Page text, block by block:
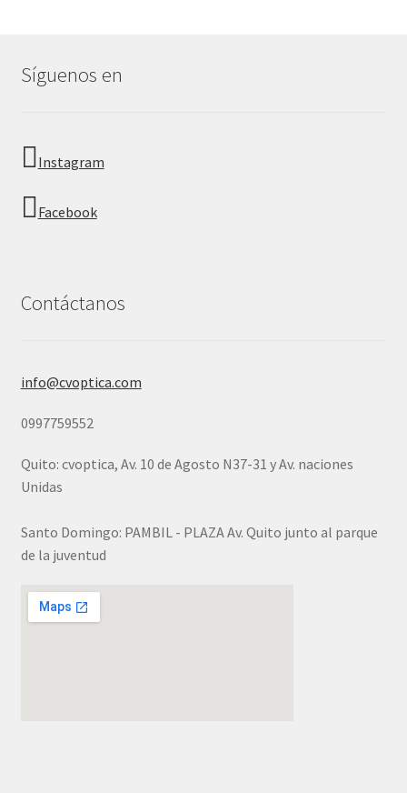
Síguenos en
Instagram
Facebook
Contáctanos
info@cvoptica.com
0997759552
Quito: cvoptica, Av. 10 de Agosto N37-31 y Av. naciones
Unidas
Santo Domingo: PAMBIL - PLAZA Av. Quito junto al parque
de la juventud